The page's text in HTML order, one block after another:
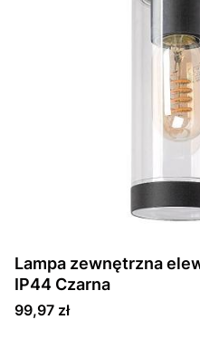
Lampa zewnętrzna
IP44 Czarna
Cena
99,97 zł